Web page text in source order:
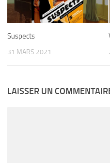
Suspects
31 MARS 2021
LAISSER UN